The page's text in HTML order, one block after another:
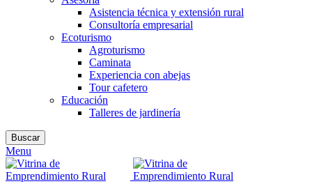
Asistencia técnica y extensión rural
Consultoría empresarial
Ecoturismo
Agroturismo
Caminata
Experiencia con abejas
Tour cafetero
Educación
Talleres de jardinería
Buscar
Menu